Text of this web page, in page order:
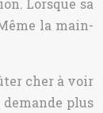
Lorsque sa
la main-
cher à voir
plus